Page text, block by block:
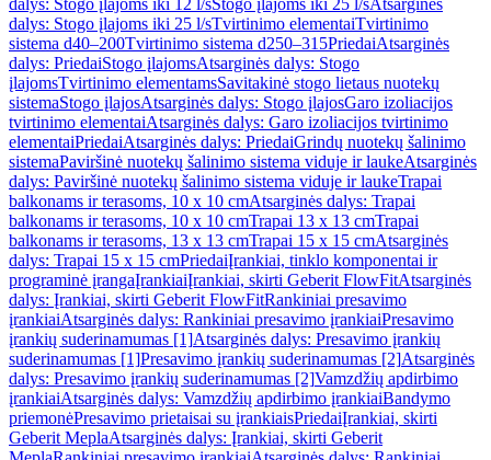
dalys: Stogo įlajoms iki 12 l/sStogo įlajoms iki 25 l/sAtsarginės
dalys: Stogo įlajoms iki 25 l/sTvirtinimo elementaiTvirtinimo
sistema d40–200Tvirtinimo sistema d250–315PriedaiAtsarginės
dalys: PriedaiStogo įlajomsAtsarginės dalys: Stogo
įlajomsTvirtinimo elementamsSavitakinė stogo lietaus nuotekų
sistemaStogo įlajosAtsarginės dalys: Stogo įlajosGaro izoliacijos
tvirtinimo elementaiAtsarginės dalys: Garo izoliacijos tvirtinimo
elementaiPriedaiAtsarginės dalys: PriedaiGrindų nuotekų šalinimo
sistemaPaviršinė nuotekų šalinimo sistema viduje ir laukeAtsarginės
dalys: Paviršinė nuotekų šalinimo sistema viduje ir laukeTrapai
balkonams ir terasoms, 10 x 10 cmAtsarginės dalys: Trapai
balkonams ir terasoms, 10 x 10 cmTrapai 13 x 13 cmTrapai
balkonams ir terasoms, 13 x 13 cmTrapai 15 x 15 cmAtsarginės
dalys: Trapai 15 x 15 cmPriedaiĮrankiai, tinklo komponentai ir
programinė įrangaĮrankiaiĮrankiai, skirti Geberit FlowFitAtsarginės
dalys: Įrankiai, skirti Geberit FlowFitRankiniai presavimo
įrankiaiAtsarginės dalys: Rankiniai presavimo įrankiaiPresavimo
įrankių suderinamumas [1]Atsarginės dalys: Presavimo įrankių
suderinamumas [1]Presavimo įrankių suderinamumas [2]Atsarginės
dalys: Presavimo įrankių suderinamumas [2]Vamzdžių apdirbimo
įrankiaiAtsarginės dalys: Vamzdžių apdirbimo įrankiaiBandymo
priemonėPresavimo prietaisai su įrankiaisPriedaiĮrankiai, skirti
Geberit MeplaAtsarginės dalys: Įrankiai, skirti Geberit